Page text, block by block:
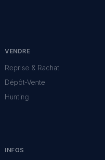
VENDRE
Reprise & Rachat
Dépôt-Vente
Hunting
INFOS